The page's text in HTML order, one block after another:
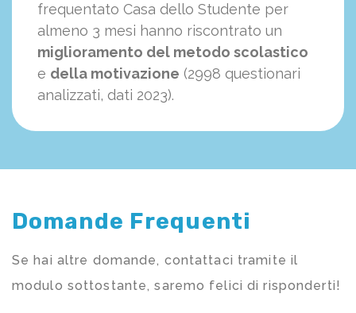
frequentato Casa dello Studente per
almeno 3 mesi hanno riscontrato un
miglioramento del metodo scolastico
e della motivazione (2998 questionari
analizzati, dati 2023).
Domande Frequenti
Se hai altre domande, contattaci tramite il
modulo sottostante, saremo felici di risponderti!